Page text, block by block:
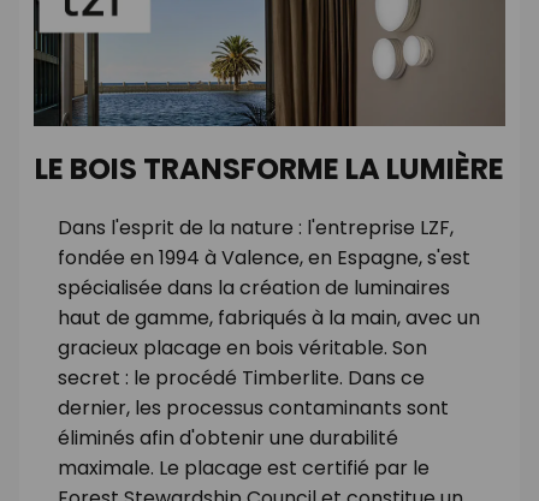
LE BOIS TRANSFORME LA LUMIÈRE
Dans l'esprit de la nature : l'entreprise LZF,
fondée en 1994 à Valence, en Espagne, s'est
spécialisée dans la création de luminaires
haut de gamme, fabriqués à la main, avec un
gracieux placage en bois véritable. Son
secret : le procédé Timberlite. Dans ce
dernier, les processus contaminants sont
éliminés afin d'obtenir une durabilité
maximale. Le placage est certifié par le